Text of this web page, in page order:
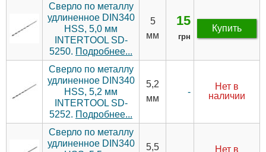
Сверло по металлу
удлиненное DIN340
HSS, 5,0 мм
INTERTOOL SD-
5250. Подробнее...
5
мм
15
грн
Купить
Сверло по металлу
удлиненное DIN340
HSS, 5,2 мм
INTERTOOL SD-
5252. Подробнее...
5,2
мм
-
Нет в
наличии
Сверло по металлу
удлиненное DIN340
5,5 Нет в